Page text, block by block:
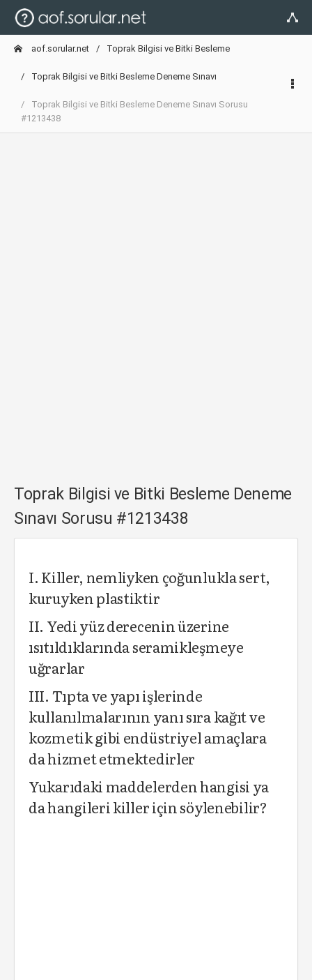
aof.sorular.net Toprak Bilgisi ve Bitki Besleme
Toprak Bilgisi ve Bitki Besleme Deneme Sınavı
Toprak Bilgisi ve Bitki Besleme Deneme Sınavı Sorusu
#1213438
Toprak Bilgisi ve Bitki Besleme Deneme
Sınavı Sorusu #1213438
I. Killer, nemliyken çoğunlukla sert,
kuruyken plastiktir
II. Yedi yüz derecenin üzerine
ısıtıldıklarında seramikleşmeye
uğrarlar
III. Tıpta ve yapı işlerinde
kullanılmalarının yanı sıra kağıt ve
kozmetik gibi endüstriyel amaçlara
da hizmet etmektedirler
Yukarıdaki maddelerden hangisi ya
da hangileri killer için söylenebilir?